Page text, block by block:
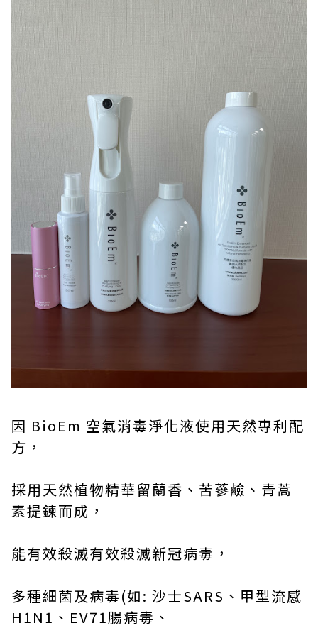
因 BioEm 空氣消毒淨化液使用天然專利配
方，
採用天然植物精華留蘭香、苦蔘鹼、青蒿
素提鍊而成，
能有效殺滅有效殺滅新冠病毒，
多種細菌及病毒(如: 沙士SARS、甲型流感
H1N1、EV71腸病毒、